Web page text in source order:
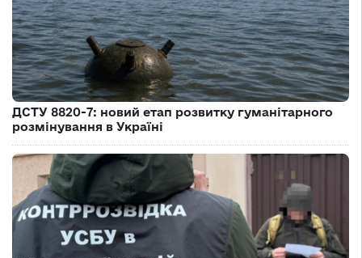
ДСТУ 8820-7: новий етап розвитку гуманітарного
розмінування в Україні